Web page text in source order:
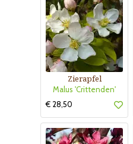
Zierapfel
Malus 'Crittenden'
€ 28,50